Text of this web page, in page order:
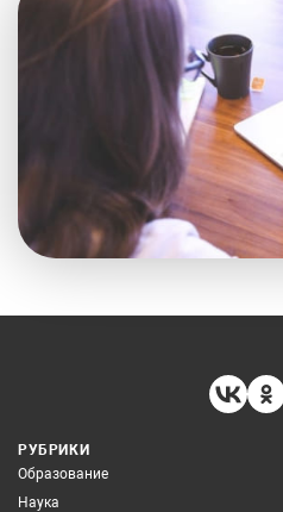
РУБРИКИ
Образование
Наука